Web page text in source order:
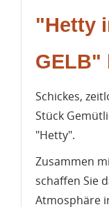
"Hetty
GELB"
Schickes,
Stück
"Hetty".
Zusammen
schaffen Sie
Atmosphäre